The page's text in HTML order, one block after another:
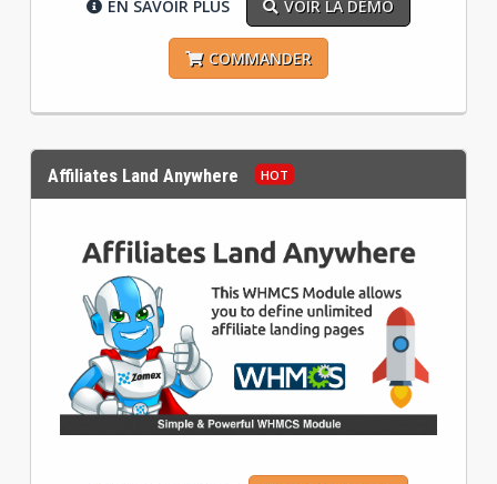
EN SAVOIR PLUS VOIR LA DÉMO
COMMANDER
Affiliates Land Anywhere